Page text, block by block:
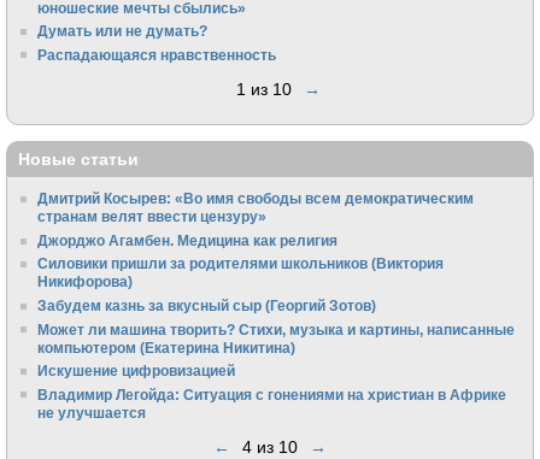
юношеские мечты сбылись»
Думать или не думать?
Распадающаяся нравственность
1 из 10 →
Новые статьи
Дмитрий Косырев: «Во имя свободы всем демократическим
странам велят ввести цензуру»
Джорджо Агамбен. Медицина как религия
Силовики пришли за родителями школьников (Виктория
Никифорова)
Забудем казнь за вкусный сыр (Георгий Зотов)
Может ли машина творить? Стихи, музыка и картины, написанные
компьютером (Екатерина Никитина)
Искушение цифровизацией
Владимир Легойда: Ситуация с гонениями на христиан в Африке
не улучшается
← 4 из 10 →